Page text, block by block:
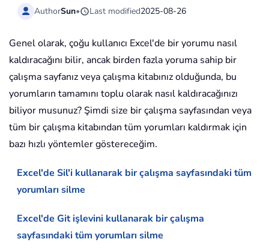
AuthorSun• Last modified2025-08-26
Genel olarak, çoğu kullanıcı Excel'de bir yorumu nasıl
kaldıracağını bilir, ancak birden fazla yoruma sahip bir
çalışma sayfanız veya çalışma kitabınız olduğunda, bu
yorumların tamamını toplu olarak nasıl kaldıracağınızı
biliyor musunuz? Şimdi size bir çalışma sayfasından veya
tüm bir çalışma kitabından tüm yorumları kaldırmak için
bazı hızlı yöntemler göstereceğim.
Excel'de Sil'i kullanarak bir çalışma sayfasındaki tüm
yorumları silme
Excel'de Git işlevini kullanarak bir çalışma
sayfasındaki tüm yorumları silme